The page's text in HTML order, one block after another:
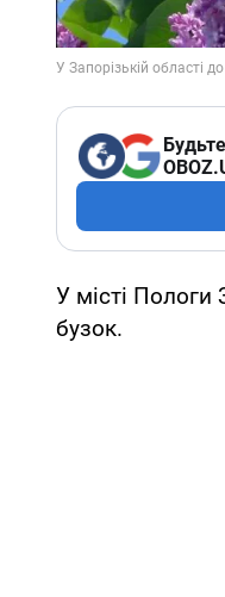
У місті Пологи
бузок.